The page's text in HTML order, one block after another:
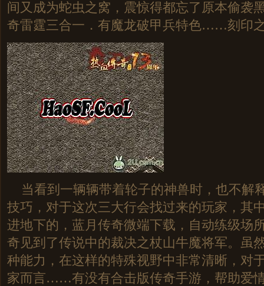
间又成为蛇虫之窝，震惊得都忘了原本偷袭
奇雷霆三合一．有魔龙破甲兵特色……刻印
当看到一辆辆带着轮子的神兽时，也不解
技巧，对于这次三大行会找过来的玩家，其
进地下的，蓝月传奇微端下载，自动练级场
奇见到了传说中的裁决之杖山牛魔将军。虽
种能力，在这样的特殊视野中非常清晰，对
家而言……有没有合击版传奇手游，帮助爱